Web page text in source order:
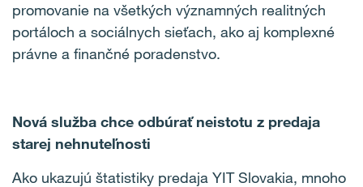
promovanie na všetkých významných realitných
portáloch a sociálnych sieťach, ako aj komplexné
právne a finančné poradenstvo.
Nová služba chce odbúrať neistotu z predaja
starej nehnuteľnosti
Ako ukazujú štatistiky predaja YIT Slovakia, mnoho